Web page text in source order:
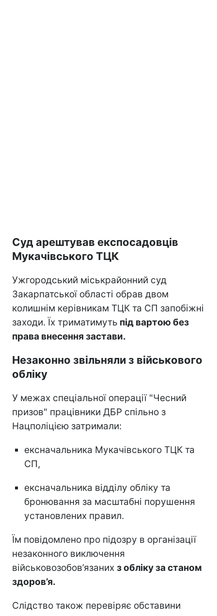
Суд арештував експосадовців
Мукачівського ТЦК
Ужгородський міськрайонний суд
Закарпатської області обрав двом
колишнім керівникам ТЦК та СП запобіжні
заходи. Їх триматимуть під вартою без
права внесення застави.
Незаконно звільняли з військового
обліку
У межах спеціальної операції "Чесний
призов" працівники ДБР спільно з
Нацполіцією затримали:
ексначальника Мукачівського ТЦК та
СП,
ексначальника відділу обліку та
бронювання за масштабні порушення
установлених правил.
Їм повідомлено про підозру в організації
незаконного виключення
військовозобов’язаних з обліку за станом
здоров’я.
Слідство також перевіряє обставини